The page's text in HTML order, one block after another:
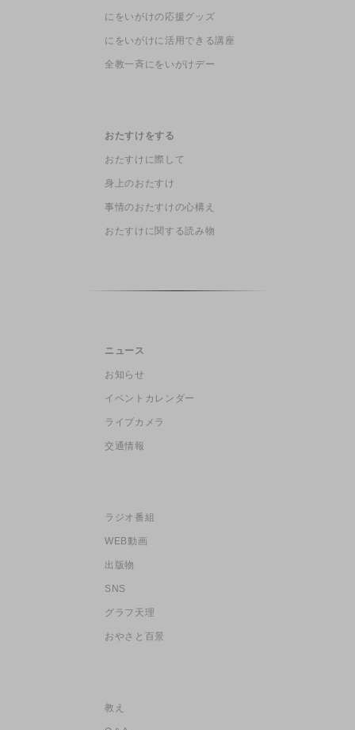
にをいがけの応援グッズ
にをいがけに活用できる講座
全教一斉にをいがけデー
おたすけをする
おたすけに際して
身上のおたすけ
事情のおたすけの心構え
おたすけに関する読み物
ニュース
お知らせ
イベントカレンダー
ライブカメラ
交通情報
ラジオ番組
WEB動画
出版物
SNS
グラフ天理
おやさと百景
教え